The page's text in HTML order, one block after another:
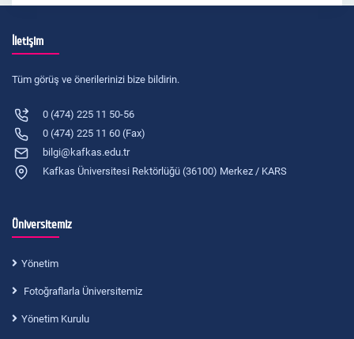
İletişim
Tüm görüş ve önerilerinizi bize bildirin.
0 (474) 225 11 50-56
0 (474) 225 11 60 (Fax)
bilgi@kafkas.edu.tr
Kafkas Üniversitesi Rektörlüğü (36100) Merkez / KARS
Üniversitemiz
Yönetim
Fotoğraflarla Üniversitemiz
Yönetim Kurulu